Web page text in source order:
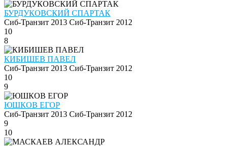
БУРДУКОВСКИЙ СПАРТАК
Сиб-Транзит 2013 Сиб-Транзит 2012
10
8
КИБИШЕВ ПАВЕЛ
Сиб-Транзит 2013 Сиб-Транзит 2012
10
9
ЮШКОВ ЕГОР
Сиб-Транзит 2013 Сиб-Транзит 2012
9
10